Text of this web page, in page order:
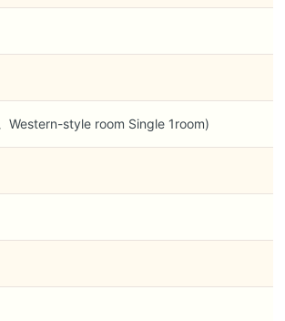
Western-style room Single 1room)